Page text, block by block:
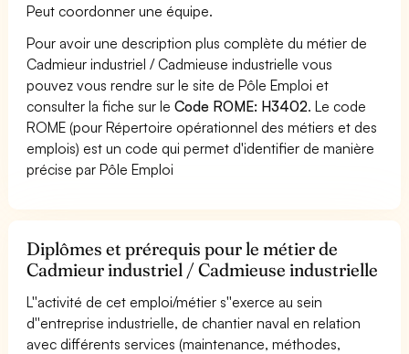
Peut coordonner une équipe.
Pour avoir une description plus complète du métier de
Cadmieur industriel / Cadmieuse industrielle vous
pouvez vous rendre sur le site de Pôle Emploi et
consulter la fiche sur leCode ROME: H3402. Le code
ROME (pour Répertoire opérationnel des métiers et des
emplois) est un code qui permet d'identifier de manière
précise par Pôle Emploi
Diplômes et prérequis pour le métier de
Cadmieur industriel / Cadmieuse industrielle
L''activité de cet emploi/métier s''exerce au sein
d''entreprise industrielle, de chantier naval en relation
avec différents services (maintenance, méthodes,